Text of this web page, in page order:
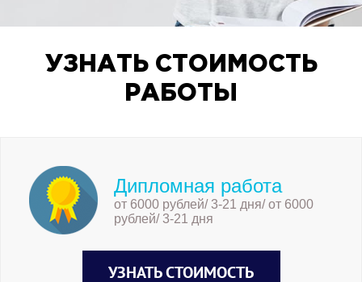
УЗНАТЬ СТОИМОСТЬ
РАБОТЫ
Дипломная работа
от 6000 рублей/ 3-21 дня/ от 6000
рублей/ 3-21 дня
УЗНАТЬ СТОИМОСТЬ